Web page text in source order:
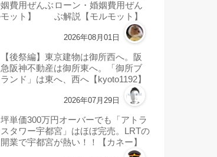
ローン・婚姻費用ぜん
ぶ解説【モルモット】
2026年08月01日
【後祭編】東京建物は御所西へ。阪
急阪神不動産は御所東へ。「御所ブ
ランド」は東へ、西へ【kyoto1192】
2026年07月29日
坪単価300万円オーバーでも「アトラ
スタワー宇都宮」はほぼ完売。LRTの
開業で宇都宮が熱い！！【カネー】